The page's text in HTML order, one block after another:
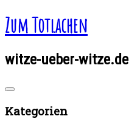
Zum Totlachen
witze-ueber-witze.de
Kategorien